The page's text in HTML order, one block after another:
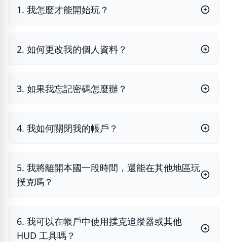
1. 我怎麼才能開始玩？
2. 如何更改我的個人資料？
3. 如果我忘記密碼怎麼辦？
4. 我如何關閉我的帳戶？
5. 我將離開本國一段時間，還能在其他地區玩
撲克嗎？
6. 我可以在帳戶中使用撲克追蹤器或其他
HUD 工具嗎？